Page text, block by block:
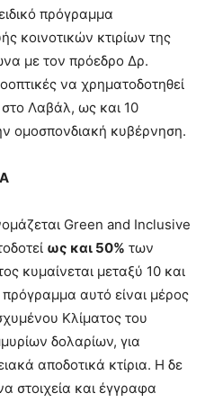
πρόγραμμα
κοινοτικών κτιρίων της
με τον πρόεδρο Δρ.
να χρηματοδοτηθεί
Λαβάλ, ως και 10
ομοσπονδιακή κυβέρνηση.
Green and Inclusive
ως και 50% των
κυμαίνεται μεταξύ 10 και
αυτό είναι μέρος
Κλίματος του
δολαρίων, για
αποδοτικά κτίρια. Η δε
στοιχεία και έγγραφα